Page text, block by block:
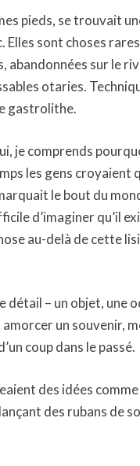
pieds, se trouvait
Elles sont choses
abandonnées sur le
otaries.
gastrolithe.
je comprends
les gens croyaient
le bout du
d’imaginer qu’il
au-delà de cette
détail – un objet, une
amorcer un souvenir,
coup dans le passé.
des idées
des rubans de